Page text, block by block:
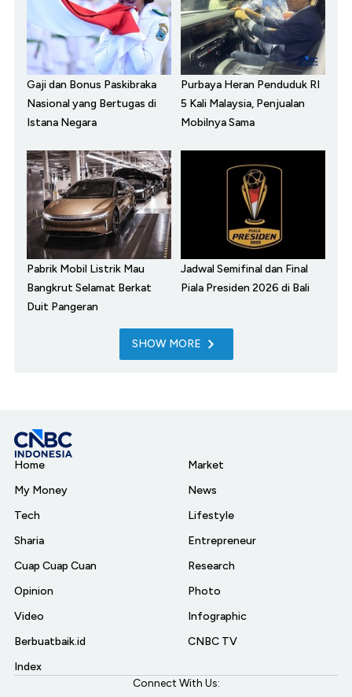
Gaji dan Bonus Paskibraka
Nasional yang Bertugas di
Istana Negara
Purbaya Heran Penduduk RI
5 Kali Malaysia, Penjualan
Mobilnya Sama
Pabrik Mobil Listrik Mau
Bangkrut Selamat Berkat
Duit Pangeran
Jadwal Semifinal dan Final
Piala Presiden 2026 di Bali
SHOW MORE
Home
My Money
Tech
Sharia
Cuap Cuap Cuan
Opinion
Video
Berbuatbaik.id
Index
Market
News
Lifestyle
Entrepreneur
Research
Photo
Infographic
CNBC TV
Connect With Us: